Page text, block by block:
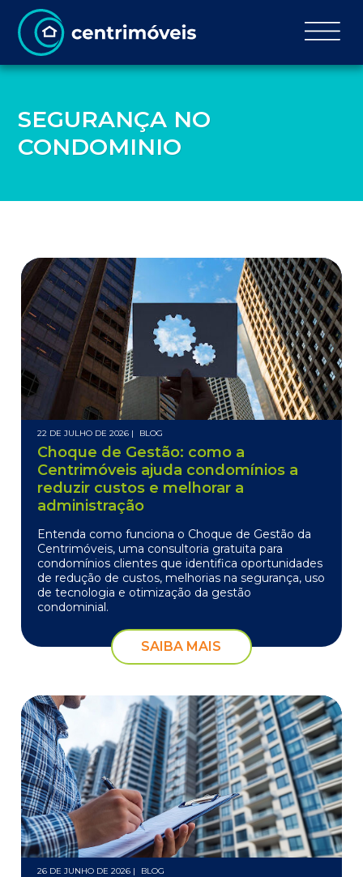
SEGURANÇA NO
CONDOMINIO
22 DE JULHO DE 2026 | BLOG
Choque de Gestão: como a
Centrimóveis ajuda condomínios a
reduzir custos e melhorar a
administração
Entenda como funciona o Choque de Gestão da
Centrimóveis, uma consultoria gratuita para
condomínios clientes que identifica oportunidades
de redução de custos, melhorias na segurança, uso
de tecnologia e otimização da gestão
condominial.
SAIBA MAIS
26 DE JUNHO DE 2026 | BLOG